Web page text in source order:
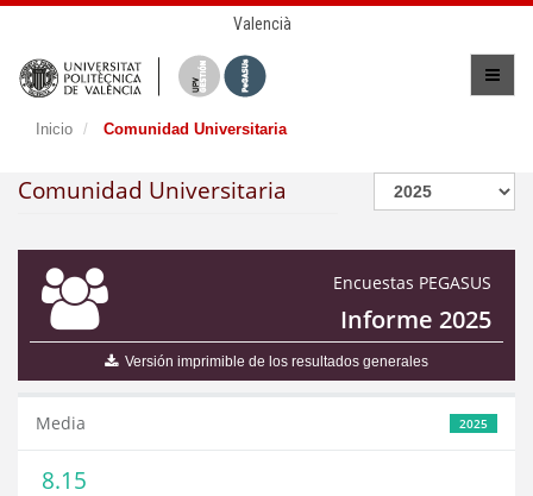
Valencià
Inicio Comunidad Universitaria
Comunidad Universitaria
Encuestas PEGASUS
Informe 2025
Versión imprimible de los resultados generales
2025
Media
8.15